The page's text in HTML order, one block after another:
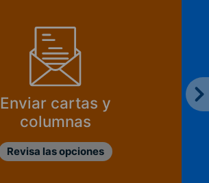
Enviar cartas y
columnas
Revisa las opciones